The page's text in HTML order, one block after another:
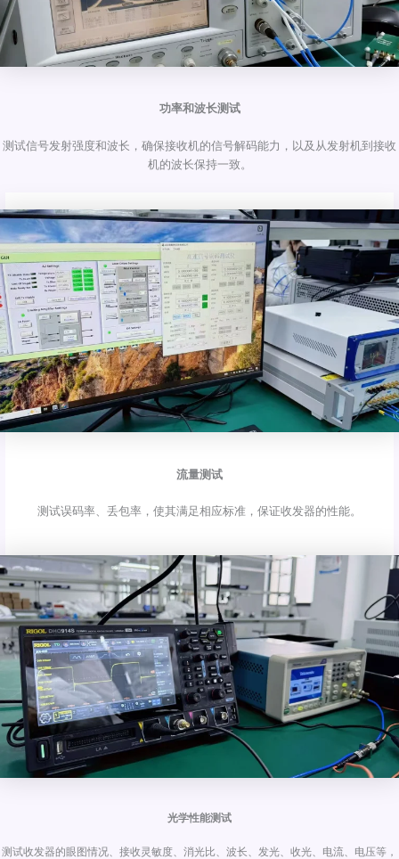
功率和波长测试
测试信号发射强度和波长，确保接收机的信号解码能力，以及从发射机到接收
机的波长保持一致。
流量测试
测试误码率、丢包率，使其满足相应标准，保证收发器的性能。
光学性能测试
测试收发器的眼图情况、接收灵敏度、消光比、波长、发光、收光、电流、电压等，